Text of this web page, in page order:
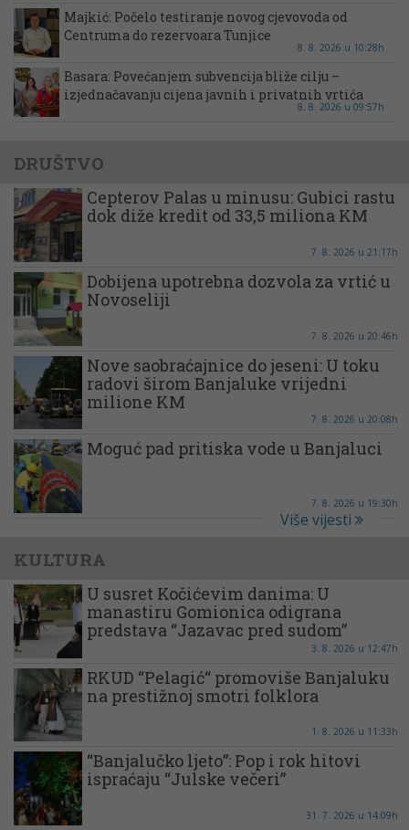
Majkić: Počelo testiranje novog cjevovoda od
Centruma do rezervoara Tunjice
8. 8. 2026 u 10:28h
Basara: Povećanjem subvencija bliže cilju –
izjednačavanju cijena javnih i privatnih vrtića
8. 8. 2026 u 09:57h
DRUŠTVO
Cepterov Palas u minusu: Gubici rastu
dok diže kredit od 33,5 miliona KM
7. 8. 2026 u 21:17h
Dobijena upotrebna dozvola za vrtić u
Novoseliji
7. 8. 2026 u 20:46h
Nove saobraćajnice do jeseni: U toku
radovi širom Banjaluke vrijedni
milione KM
7. 8. 2026 u 20:08h
Moguć pad pritiska vode u Banjaluci
7. 8. 2026 u 19:30h
Više vijesti
KULTURA
U susret Kočićevim danima: U
manastiru Gomionica odigrana
predstava “Jazavac pred sudom”
3. 8. 2026 u 12:47h
RKUD “Pelagić“ promoviše Banjaluku
na prestižnoj smotri folklora
1. 8. 2026 u 11:33h
“Banjalučko ljeto”: Pop i rok hitovi
ispraćaju “Julske večeri”
31. 7. 2026 u 14:09h